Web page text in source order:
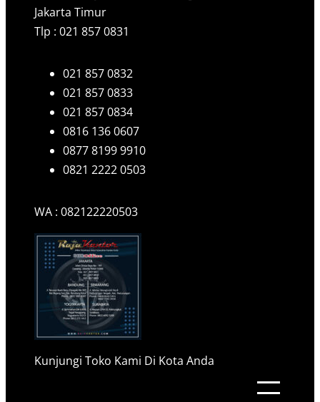
Jakarta Timur
Tlp : 021 857 0831
021 857 0832
021 857 0833
021 857 0834
0816 136 0607
0877 8199 9910
0821 2222 0503
WA : 082122220503
Kunjungi Toko Kami Di Kota Anda